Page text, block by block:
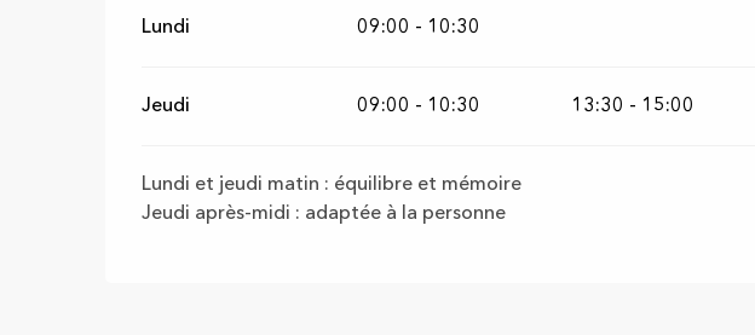
Lundi 09:00 - 10:30
Jeudi 09:00 - 10:30 13:30 - 15:00
Lundi et jeudi matin : équilibre et mémoire
Jeudi après-midi : adaptée à la personne